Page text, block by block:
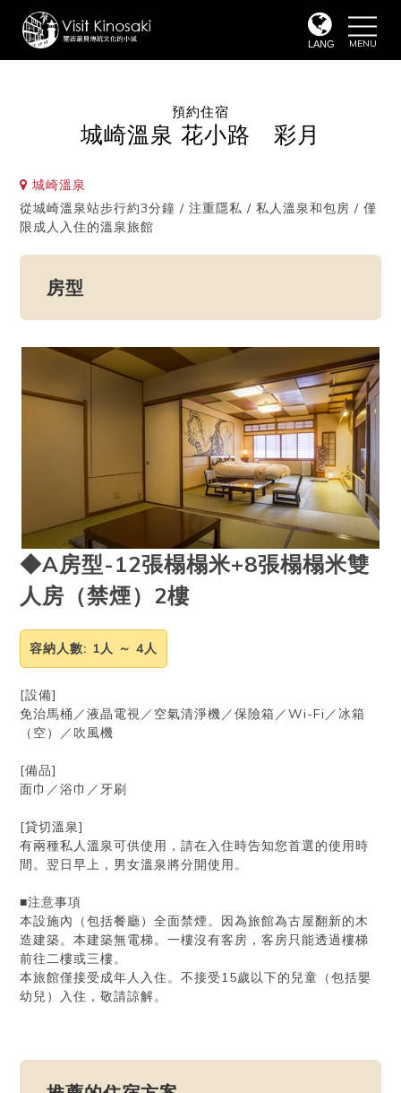
LANG
toggle
預約住宿
城崎溫泉 花小路 彩月
城崎溫泉
從城崎溫泉站步行約3分鐘 / 注重隱私 / 私人溫泉和包房 / 僅
限成人入住的溫泉旅館
房型
◆A房型-12張榻榻米+8張榻榻米雙
人房（禁煙）2樓
容納人數: 1人 ～ 4人
[設備]
免治馬桶／液晶電視／空氣清淨機／保險箱／Wi-Fi／冰箱
（空）／吹風機
[備品]
面巾／浴巾／牙刷
[貸切溫泉]
有兩種私人溫泉可供使用，請在入住時告知您首選的使用時
間。翌日早上，男女溫泉將分開使用。
■注意事項
本設施內（包括餐廳）全面禁煙。因為旅館為古屋翻新的木
造建築。本建築無電梯。一樓沒有客房，客房只能透過樓梯
前往二樓或三樓。
本旅館僅接受成年人入住。不接受15歲以下的兒童（包括嬰
幼兒）入住，敬請諒解。